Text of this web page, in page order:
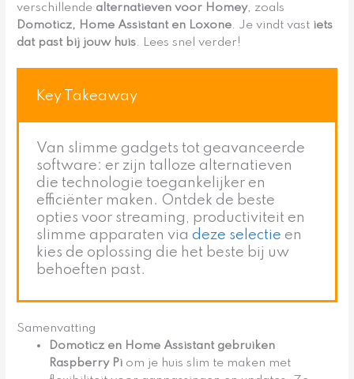
verschillende alternatieven voor Homey, zoals
Domoticz, Home Assistant en Loxone. Je vindt vast iets
dat past bij jouw huis. Lees snel verder!
Key Takeaway
Van slimme gadgets tot geavanceerde
software: er zijn talloze alternatieven
die technologie toegankelijker en
efficiënter maken. Ontdek de beste
opties voor streaming, productiviteit en
slimme apparaten viadeze selectie en
kies de oplossing die het beste bij uw
behoeften past.
Samenvatting
Domoticz en Home Assistant gebruiken
Raspberry Pi om je huis slim te maken met